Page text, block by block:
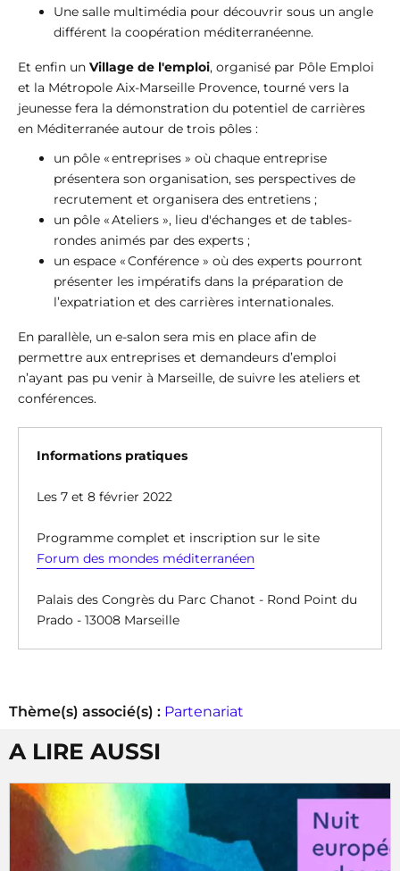
Une salle multimédia pour découvrir sous un angle
différent la coopération méditerranéenne.
Et enfin un Village de l'emploi, organisé par Pôle Emploi
et la Métropole Aix-Marseille Provence, tourné vers la
jeunesse fera la démonstration du potentiel de carrières
en Méditerranée autour de trois pôles :
un pôle « entreprises » où chaque entreprise
présentera son organisation, ses perspectives de
recrutement et organisera des entretiens ;
un pôle « Ateliers », lieu d'échanges et de tables-
rondes animés par des experts ;
un espace « Conférence » où des experts pourront
présenter les impératifs dans la préparation de
l’expatriation et des carrières internationales.
En parallèle, un e-salon sera mis en place afin de
permettre aux entreprises et demandeurs d’emploi
n’ayant pas pu venir à Marseille, de suivre les ateliers et
conférences.
Informations pratiques
Les 7 et 8 février 2022
Programme complet et inscription sur le site
Forum des mondes méditerranéen
Palais des Congrès du Parc Chanot - Rond Point du
Prado - 13008 Marseille
Thème(s) associé(s) : Partenariat
A LIRE AUSSI